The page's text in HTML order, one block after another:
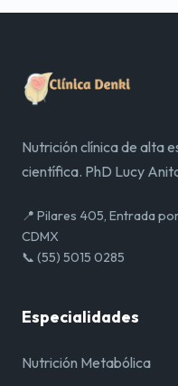
Nutrición clínica de alta
científica. PhD Lucy
📍 Pilares 405, Entrada
CDMX
📞 (55) 5015 0285
Especialidades
Nutrición Metabólica